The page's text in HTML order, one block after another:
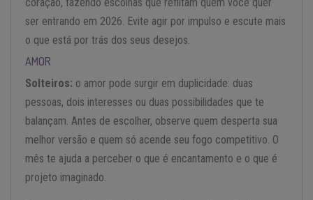
ser entrando em 2026. Evite agir por impulso e escute mais
o que está por trás dos seus desejos.
AMOR
Solteiros: o amor pode surgir em duplicidade: duas
pessoas, dois interesses ou duas possibilidades que te
balançam. Antes de escolher, observe quem desperta sua
melhor versão e quem só acende seu fogo competitivo. O
mês te ajuda a perceber o que é encantamento e o que é
projeto imaginado.